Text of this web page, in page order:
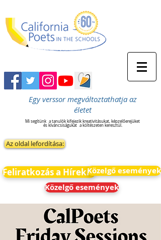
Egy verssor megváltoztathatja az
életet
Mi segítünk a tanulók kifejezik kreativitásukat, képzelőerejüket
és kíváncsiságukat a költészeten keresztül.
Az oldal lefordítása:
Feliratkozás a HírekreKözelgő események
Közelgő események